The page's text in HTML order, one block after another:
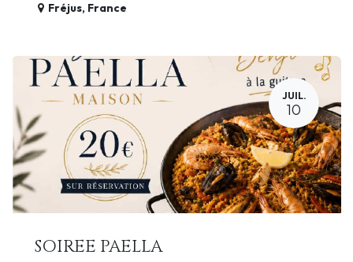
Fréjus, France
JUIL.
10
SOIREE PAELLA